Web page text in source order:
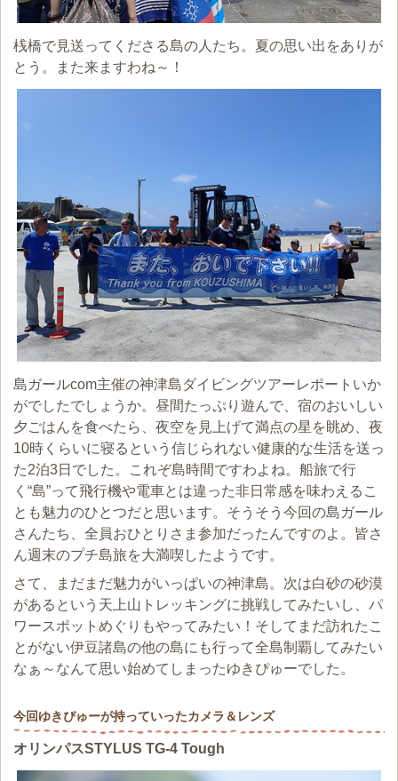
桟橋で見送ってくださる島の人たち。夏の思い出をありが
とう。また来ますわね～！
島ガールcom主催の神津島ダイビングツアーレポートいか
がでしたでしょうか。昼間たっぷり遊んで、宿のおいしい
夕ごはんを食べたら、夜空を見上げて満点の星を眺め、夜
10時くらいに寝るという信じられない健康的な生活を送っ
た2泊3日でした。これぞ島時間ですわよね。船旅で行
く“島”って飛行機や電車とは違った非日常感を味わえるこ
とも魅力のひとつだと思います。そうそう今回の島ガール
さんたち、全員おひとりさま参加だったんですのよ。皆さ
ん週末のプチ島旅を大満喫したようです。
さて、まだまだ魅力がいっぱいの神津島。次は白砂の砂漠
があるという天上山トレッキングに挑戦してみたいし、パ
ワースポットめぐりもやってみたい！そしてまだ訪れたこ
とがない伊豆諸島の他の島にも行って全島制覇してみたい
なぁ～なんて思い始めてしまったゆきぴゅーでした。
今回ゆきぴゅーが持っていったカメラ＆レンズ
オリンパスSTYLUS TG-4 Tough